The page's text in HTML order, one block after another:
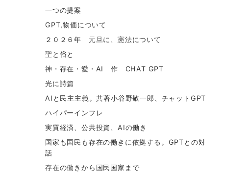
一つの提案
GPT,物価について
２０２６年 元旦に、憲法について
聖と俗と
神・存在・愛・AI 作 CHAT GPT
光に詩篇
AIと民主主義。共著小谷野敬一郎、チャットGPT
ハイパーインフレ
実質経済、公共投資、AIの働き
国家も国民も存在の働きに依拠する。GPTとの対
話
存在の働きから国民国家まで